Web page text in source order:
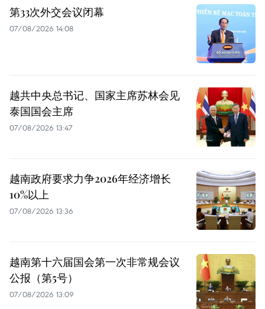
第33次外交会议闭幕
07/08/2026 14:08
越共中央总书记、国家主席苏林会见
泰国国会主席
07/08/2026 13:47
越南政府要求力争2026年经济增长
10%以上
07/08/2026 13:36
越南第十六届国会第一次非常规会议
公报（第5号）
07/08/2026 13:09